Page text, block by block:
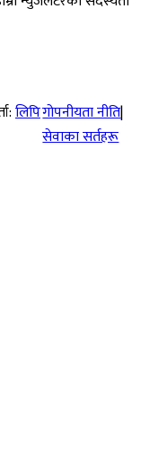
लिपिगोपनीयता नीति|
सेवाका सर्तहरू